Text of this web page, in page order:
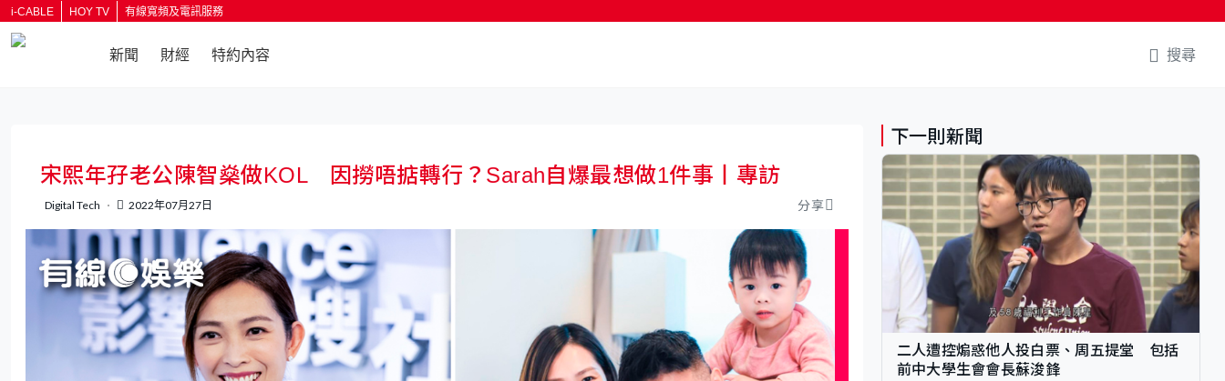
i-CABLE HOY TV 有線寬頻及電訊服務
新聞 財經 特約內容 搜尋
宋熙年孖老公陳智燊做KOL 因撈唔掂轉行？Sarah自爆最想做1件事丨專訪
Digital Tech 2022年07月27日 分享
下一則新聞
二人遭控煽惑他人投白票、周五提堂 包括
前中大學生會會長蘇浚鋒